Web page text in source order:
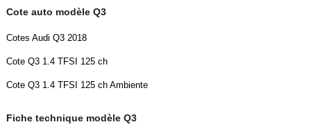
Equipements :
Couleur
Cote auto modèle Q3
Cotes Audi Q3 2018
Cote Q3 1.4 TFSI 125 ch
Cote Q3 1.4 TFSI 125 ch Ambiente
Fiche technique modèle Q3